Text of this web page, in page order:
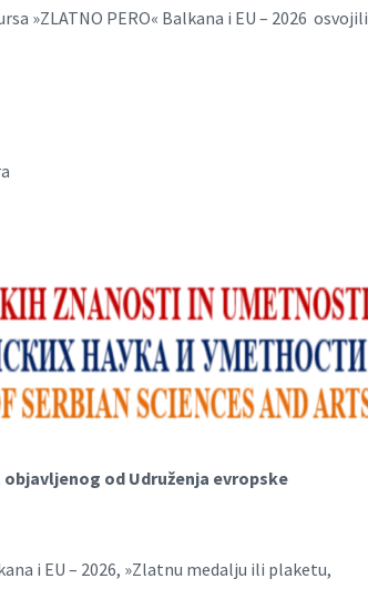
»ZLATNO PERO« Balkana i EU – 2026 osvojili
objavljenog od Udruženja evropske
i EU – 2026, »Zlatnu medalju ili plaketu,